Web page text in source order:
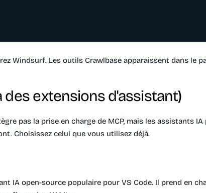
Windsurf. Les outils Crawlbase apparaissent dans le
des extensions d'assistant)
pas la prise en charge de MCP, mais les assistants
Choisissez celui que vous utilisez déjà.
IA open-source populaire pour VS Code. Il prend en